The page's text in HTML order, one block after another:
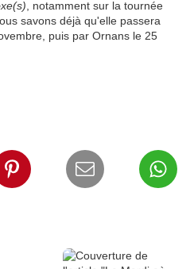
, notamment sur la tournée
savons déjà qu'elle passera
puis par Ornans le 25